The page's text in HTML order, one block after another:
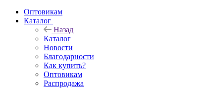
Оптовикам
Каталог
Назад
Каталог
Новости
Благодарности
Как купить?
Оптовикам
Распродажа